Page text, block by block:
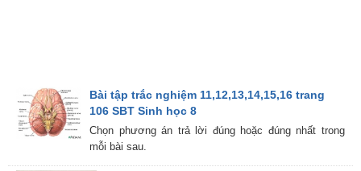
Bài tập trắc nghiệm 11,12,13,14,15,16 trang
106 SBT Sinh học 8
Chọn phương án trả lời đúng hoặc đúng nhất trong
mỗi bài sau.